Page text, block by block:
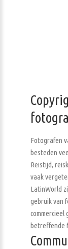
Fotografen
besteden
Reistijd,
vaak
LatinWorld
gebruik van
commercieel
betreffende